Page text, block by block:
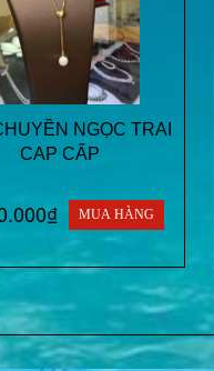
NGỌC TRAI
CAP CẤP
MUA HÀNG